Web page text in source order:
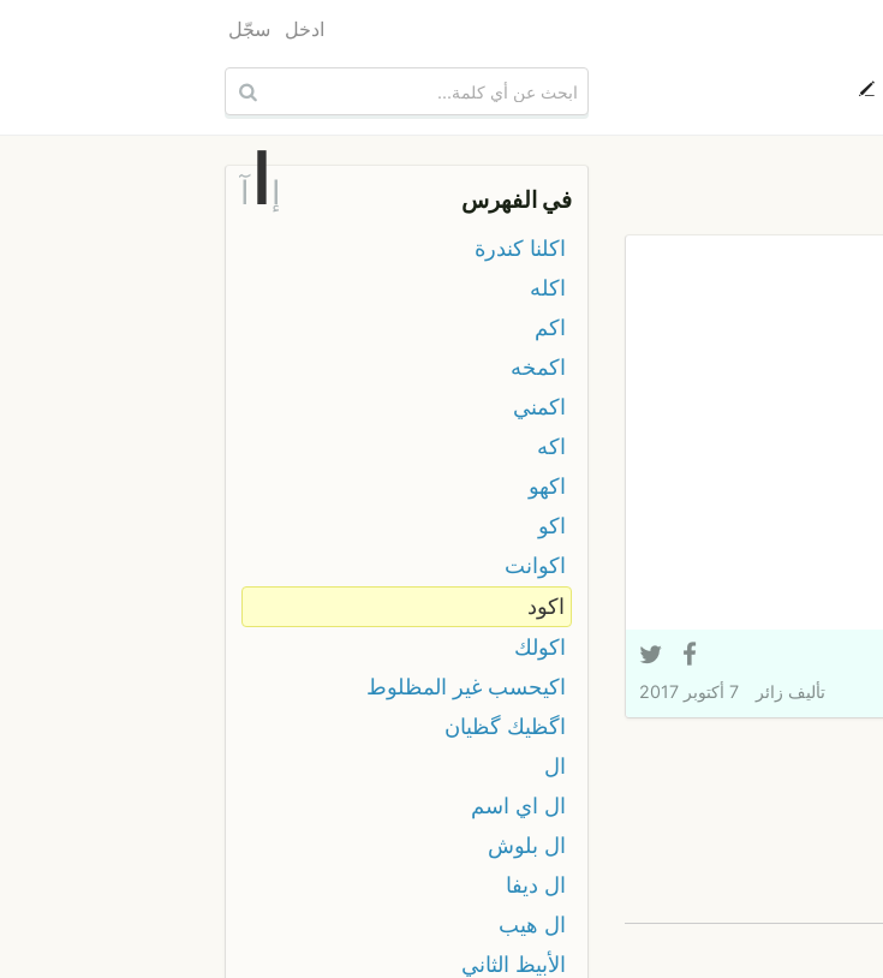
ادخل سجّل
تأليف زائر 7 أكتوبر 2017
في الفهرس إ آ
اكلنا كندرة
اكله
اكم
اكمخه
اكمني
اكه
اكهو
اكو
اكوانت
اكود
اكولك
اكيحسب غير المظلوط
اگظيك گظيان
ال
ال اي اسم
ال بلوش
ال ديفا
ال هيب
الأبيظ الثاني